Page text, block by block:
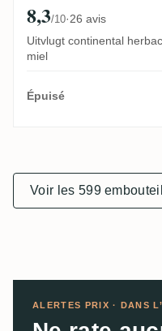
8,3/10·26 avis
Uitvlugt continental
miel
Épuisé
Voir les 599
ALERTES PRIX · DANS